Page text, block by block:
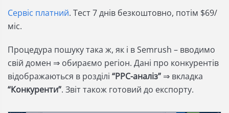
Сервіс платний. Тест 7 днів безкоштовно, потім $69/
міс.
Процедура пошуку така ж, як і в Semrush – вводимо
свій домен ⇒ обираємо регіон. Дані про конкурентів
відображаються в розділі “PPC-аналіз” ⇒ вкладка
“Конкуренти”. Звіт також готовий до експорту.